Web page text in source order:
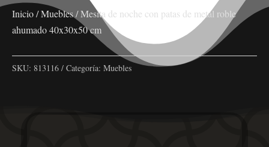
Inicio/Muebles/ Mesita de noche con patas de metal roble
ahumado 40x30x50 cm
SKU: 813116 Categoría: Muebles